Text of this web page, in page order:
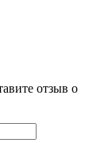
отзыв о